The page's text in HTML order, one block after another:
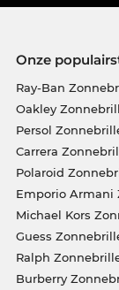
Onze
Ray-Ban
Oakley
Persol
Carrera
Polaroid
Emporio Armani
Michael Kors
Guess
Ralph
Burberry